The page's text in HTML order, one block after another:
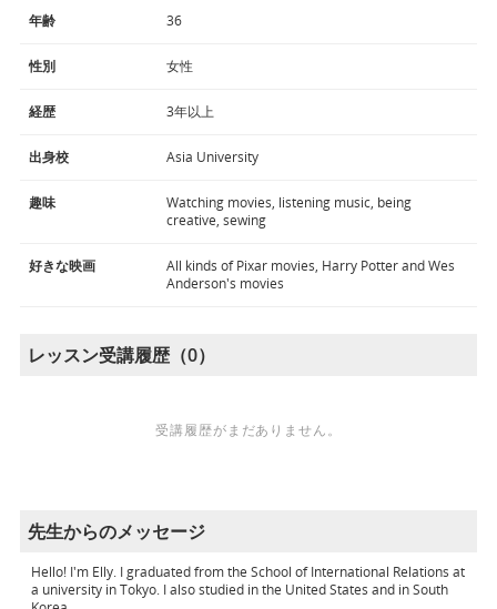
年齢 36
性別 女性
経歴 3年以上
出身校 Asia University
趣味
Watching movies, listening music, being
creative, sewing
好きな映画
All kinds of Pixar movies, Harry Potter and Wes
Anderson's movies
レッスン受講履歴（0）
受講履歴がまだありません。
先生からのメッセージ
Hello! I'm Elly. I graduated from the School of International Relations at
a university in Tokyo. I also studied in the United States and in South